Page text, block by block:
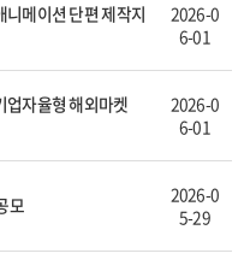
메이션 단편 제작지
2026-0
6-01
업자율형 해외마켓
2026-0
6-01
모
2026-0
5-29